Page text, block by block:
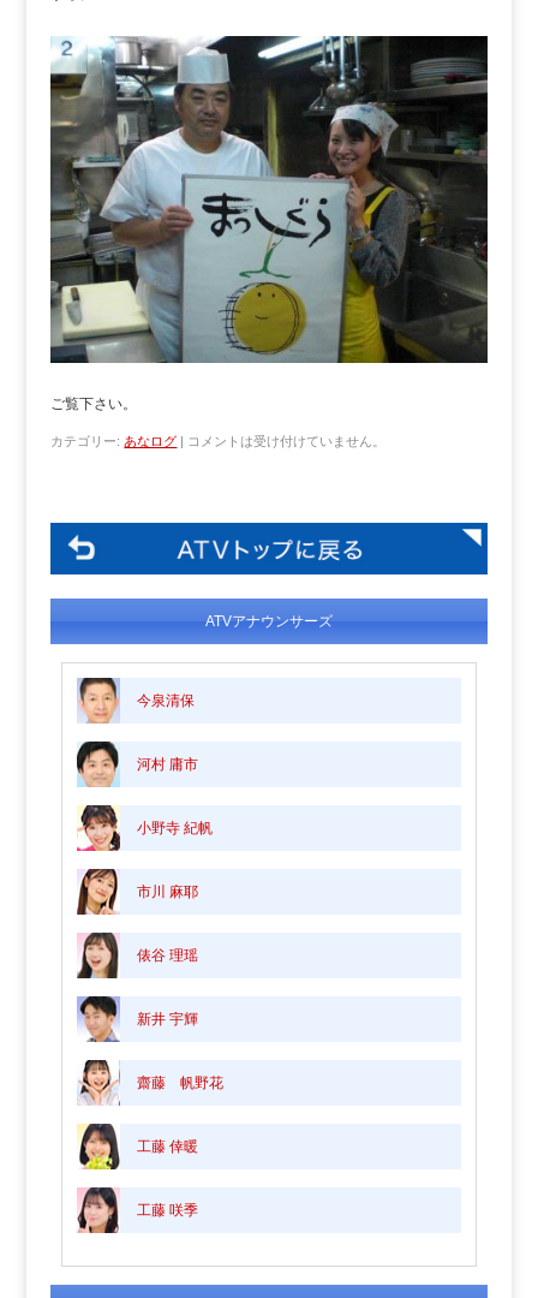
ご覧下さい。
カテゴリー: あなログ | コメントは受け付けていません。
ATVアナウンサーズ
今泉清保
河村 庸市
小野寺 紀帆
市川 麻耶
俵谷 理瑶
新井 宇輝
齋藤 帆野花
工藤 倖暖
工藤 咲季